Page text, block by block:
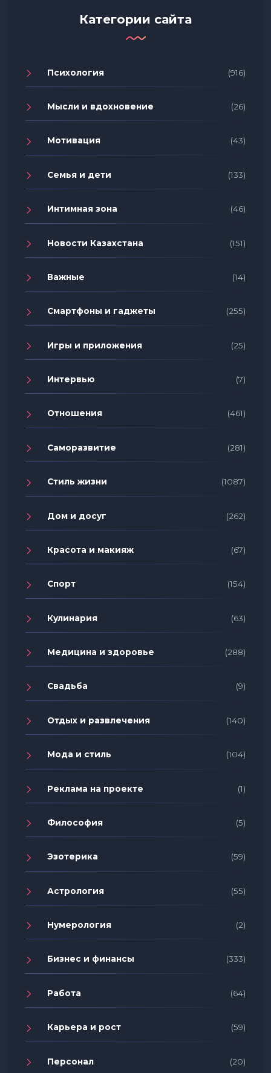
Категории сайта
Психология (916)
Мысли и вдохновение (26)
Мотивация (43)
Семья и дети (133)
Интимная зона (46)
Новости Казахстана (151)
Важные (14)
Смартфоны и гаджеты (255)
Игры и приложения (25)
Интервью (7)
Отношения (461)
Саморазвитие (281)
Стиль жизни (1087)
Дом и досуг (262)
Красота и макияж (67)
Спорт (154)
Кулинария (63)
Медицина и здоровье (288)
Свадьба (9)
Отдых и развлечения (140)
Мода и стиль (104)
Реклама на проекте (1)
Философия (5)
Эзотерика (59)
Астрология (55)
Нумерология (2)
Бизнес и финансы (333)
Работа (64)
Карьера и рост (59)
Персонал (20)